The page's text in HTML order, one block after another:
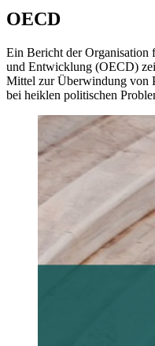
OECD
Ein Bericht der Organisation
und Entwicklung (OECD)
Mittel zur Überwindung von
bei heiklen politischen